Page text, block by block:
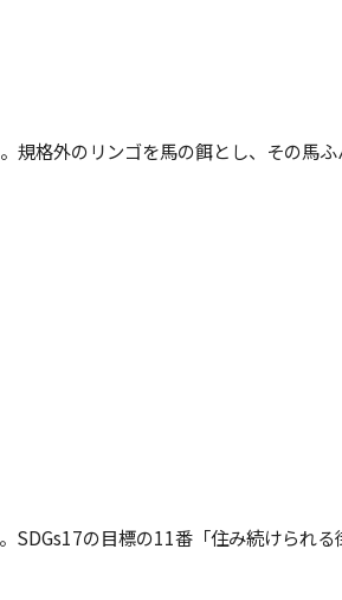
格外のリンゴを馬の餌とし、その馬
の目標の11番「住み続けられる